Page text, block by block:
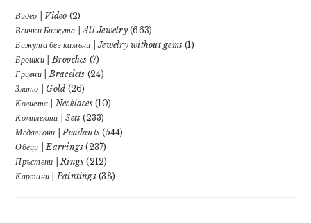
Видео | Video (2)
Всички Бижута | All Jewelry(663)
Бижута без камъни | Jewelry without gems (1)
Брошки | Brooches (7)
Гривни | Bracelets (24)
Злато | Gold (26)
Колиета | Necklaces(10)
Комплекти | Sets (233)
Медальони | Pendants (544)
Обеци | Earrings (237)
Пръстени | Rings (212)
Картини | Paintings(38)